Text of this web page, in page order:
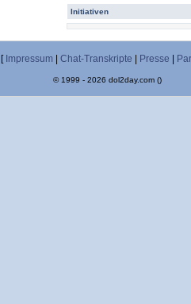
Initiativen
[ Impressum Chat-Transkripte Presse
© 1999 - 2026 dol2day.com ()